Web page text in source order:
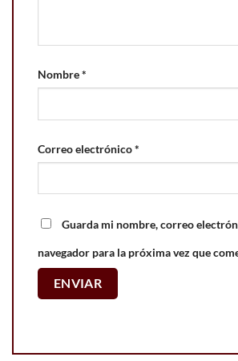
Nombre*
Correo electrónico*
Guarda mi nombre, correo
navegador para la próxima vez que